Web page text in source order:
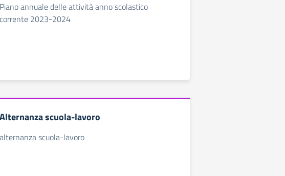
Piano annuale delle attività anno scolastico
corrente 2023-2024
Alternanza scuola-lavoro
alternanza scuola-lavoro